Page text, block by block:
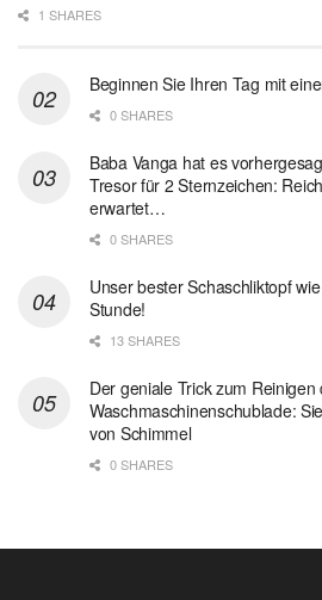
1 SHARES
Beginnen Sie Ihren Tag mit
0 SHARES
Baba Vanga hat es
Tresor für 2 Sternzeichen:
erwartet…
0 SHARES
Unser bester Schaschliktopf
Stunde!
13 SHARES
Der geniale Trick zum Reinigen
Waschmaschinenschublade:
von Schimmel
0 SHARES